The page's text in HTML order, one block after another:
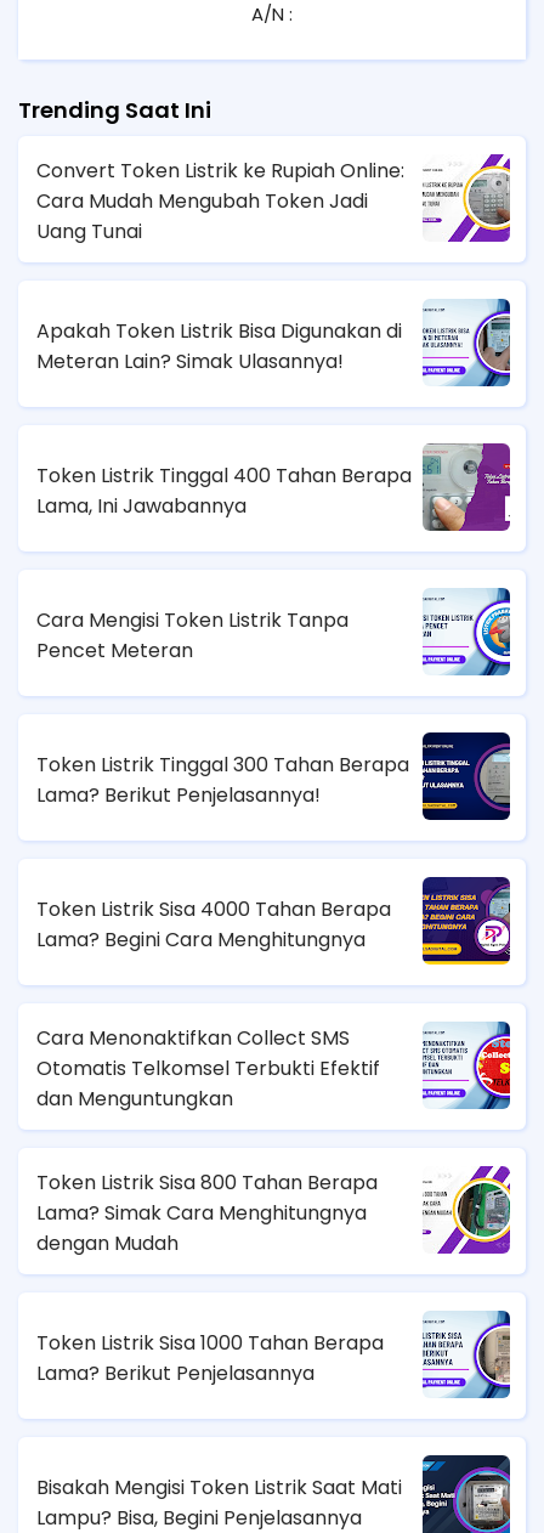
A/N :
Trending Saat Ini
Convert Token Listrik ke Rupiah Online:
Cara Mudah Mengubah Token Jadi
Uang Tunai
Apakah Token Listrik Bisa Digunakan di
Meteran Lain? Simak Ulasannya!
Token Listrik Tinggal 400 Tahan Berapa
Lama, Ini Jawabannya
Cara Mengisi Token Listrik Tanpa
Pencet Meteran
Token Listrik Tinggal 300 Tahan Berapa
Lama? Berikut Penjelasannya!
Token Listrik Sisa 4000 Tahan Berapa
Lama? Begini Cara Menghitungnya
Cara Menonaktifkan Collect SMS
Otomatis Telkomsel Terbukti Efektif
dan Menguntungkan
Token Listrik Sisa 800 Tahan Berapa
Lama? Simak Cara Menghitungnya
dengan Mudah
Token Listrik Sisa 1000 Tahan Berapa
Lama? Berikut Penjelasannya
Bisakah Mengisi Token Listrik Saat Mati
Lampu? Bisa, Begini Penjelasannya